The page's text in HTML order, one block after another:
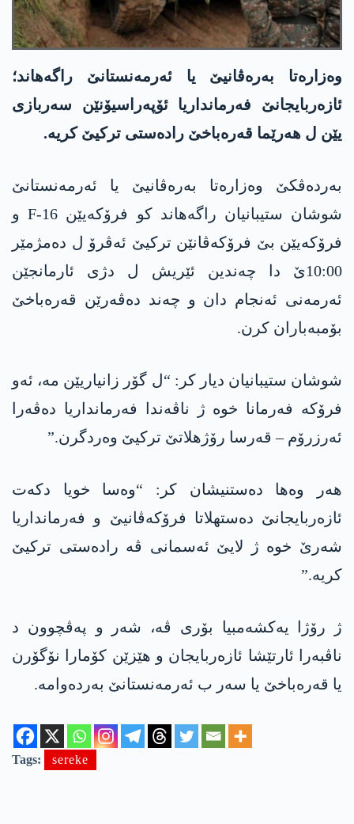
وەزارەتا بەرەڤانیێ یا ئەرمەنستانێ راگەھاند؛
ئازەربایجانێ فەرمانداریا ئۆپەراسیۆنێن سەربازی
یێن ل ھەرێما قەرەباخێ رادەستی ترکیێ کریە.
بەردەڤکێ وەزارەتا بەرەڤانیێ یا ئەرمەنستانێ
شوشان ستیبانیان راگەھاند کو فرۆکەیێن F-16 و
فرۆکەیێن بێ فرۆکەڤانێن ترکیێ ئەڤرۆ ل دەمژمێر
10:00ێ دا چەندین ئێریش ل دژی ئارمانجێن
ئەرمەنی ئەنجام دان و چەند دەڤەرێن قەرەباخێ
بۆمبەباران کرن.
شوشان ستیبانیان دیار کر: “ل گۆر زانیاریێن مە، ئەو
فرۆکە فەرمانا خوە ژ ناڤەندا فەرمانداریا دەڤەرا
ئەرزرۆم – قەرسا رۆژھلاتێ ترکیێ وەردگرن.”
هەر وەها دەستنیشان کر: “وەسا خویا دکەت
ئازەربایجانێ دەستھلاتا فرۆکەڤانیێ و فەرمانداریا
شەرێ خوە ژ لایێ ئەسمانی ڤە رادەستی ترکیێ
کریە.”
ژ رۆژا یەکشەمبیا بۆری ڤە، شەر و پەڤچوون د
ناڤبەرا ئارتێشا ئازەربایجان و ھێزێن کۆمارا نۆگۆرن
یا قەرەباخێ یا سەر ب ئەرمەنستانێ بەردەوامە.
Tags: sereke